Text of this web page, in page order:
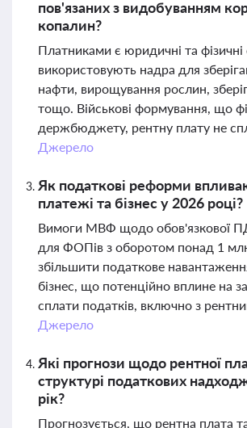
пов'язаних з видобуванням
копалин?
Платниками є юридичні та фізичні
використовують надра для
нафти, вирощування рослин,
тощо. Військові формування, що
держбюджету, рентну плату не
Джерело
Як податкові реформи
платежі та бізнес у 2026 році?
Вимоги МВФ щодо обов'язкової
для ФОПів з оборотом понад 1
збільшити податкове
бізнес, що потенційно вплине на
сплати податків, включно з
Джерело
Які прогнози щодо рентної
структурі податкових
рік?
Прогнозується, що рентна плата